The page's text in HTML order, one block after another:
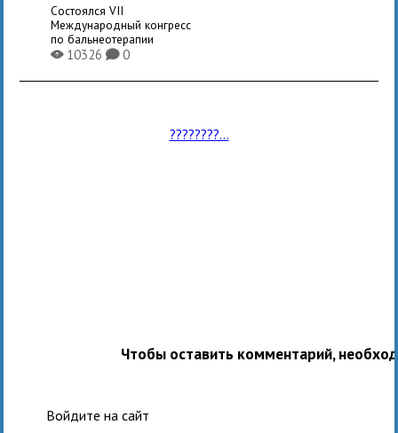
Состоялся VII
Международный конгресс
по бальнеотерапии
X10326K0
????????...
Чтобы оставить комментарий,
Войдите на сайт